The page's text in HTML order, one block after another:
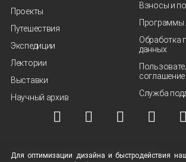
Проекты
Путешествия
Экспедиции
Лектории
Выставки
Научный архив
Взносы и
Программы
Обработка
данных
соглашение
Служба
© ВОО "Русское географическое общество", 2013-2026 г.
Для оптимизации дизайна и быстродействия